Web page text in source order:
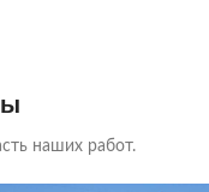
наших работ.